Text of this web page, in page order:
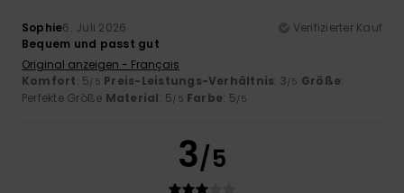
Sophie6. Juli 2026
Verifizierter Kauf
Bequem und passt gut
Original anzeigen - Français
Komfort: 5/5 Preis-Leistungs-Verhältnis: 3/5 Größe:
Perfekte Größe Material: 5/5 Farbe: 5/5
3/5